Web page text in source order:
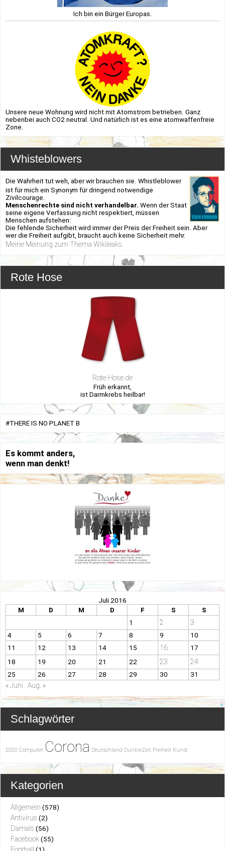
Ich bin ein Bürger Europas.
Unsere neue Wohnung wird nicht mit Atomstrom betrieben. Ganz
nebenbei auch CO2 neutral. Und natürlich ist es eine atomwaffenfreie
Zone.
Whisteblowers
Die Wahrheit tut weh, aber wir brauchen sie. Whistleblower
ist für mich ein Synonym für dringend notwendige
Zivilcourage.
Menschenrechte sind nicht verhandelbar. Wenn der Staat
seine eigene Verfassung nicht respektiert, müssen
Menschen aufstehen:
Die fehlende Sicherheit wird immer der Preis der Freiheit sein. Aber
wer die Freiheit aufgibt, braucht auch keine Sicherheit mehr.
Meine Meinung zum Thema Wikileaks
Rote Hose
Rote-Hose.de
Früh erkannt,
ist Darmkrebs heilbar!
#THERE IS NO PLANET B
Es kommt anders,
wenn man denkt!
Juli 2016
M
D M D F S
S
1
2 3
4 5 6 7 8 9
10
11
12 13 14 15 16
17
18
19 20 21 22 23 24
25 26 27 28 29 30 31
« Juni Aug. »
Schlagwörter
2020 Computer Corona Deutschland DunkleZeit Freiheit Kunst
Kategorien
Allgemein (578)
Antivirus (2)
Damals (56)
Facebook (55)
Football